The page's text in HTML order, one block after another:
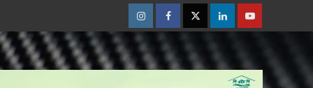
InstagramFacebookTwitterLinkedinYoutube